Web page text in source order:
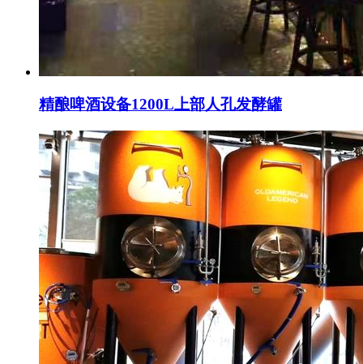
精酿啤酒设备1200L上部人孔发酵罐